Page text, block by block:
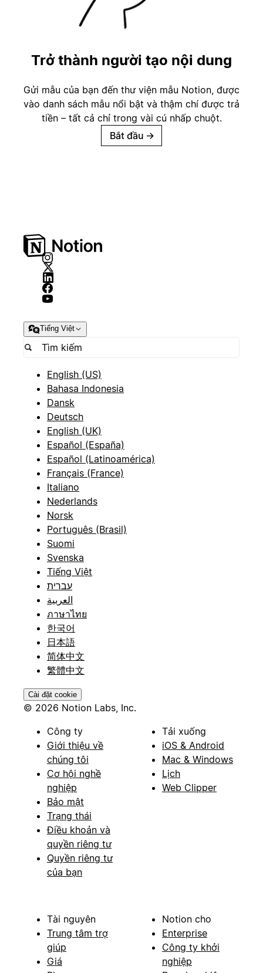
Trở thành người tạo nội dung
Gửi mẫu của bạn đến thư viện mẫu Notion, được
vào danh sách mẫu nổi bật và thậm chí được trả
tiền – tất cả chỉ trong vài cú nhấp chuột.
Bắt đầu →
Tiếng Việt
English (US)
Bahasa Indonesia
Dansk
Deutsch
English (UK)
Español (España)
Español (Latinoamérica)
Français (France)
Italiano
Nederlands
Norsk
Português (Brasil)
Suomi
Svenska
Tiếng Việt
עברית
العربية
ภาษาไทย
한국어
日本語
简体中文
繁體中文
Cài đặt cookie
© 2026 Notion Labs, Inc.
Công ty
Giới thiệu về
chúng tôi
Cơ hội nghề
nghiệp
Bảo mật
Trạng thái
Điều khoản và
quyền riêng tư
Quyền riêng tư
của bạn
Tải xuống
iOS & Android
Mac & Windows
Lịch
Web Clipper
Tài nguyên
Trung tâm trợ
giúp
Giá
Notion cho
Enterprise
Công ty khởi
nghiệp